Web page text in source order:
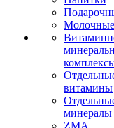
Молочные
витамины
минералы
ZMA